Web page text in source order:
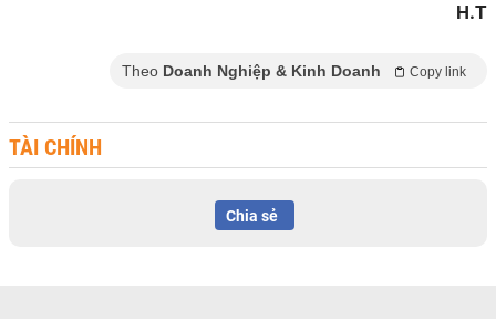
H.T
Theo Doanh Nghiệp & Kinh Doanh Copy link
TÀI CHÍNH
Chia sẻ